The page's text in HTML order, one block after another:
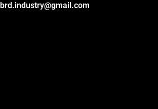
brd.industry@gmail.com